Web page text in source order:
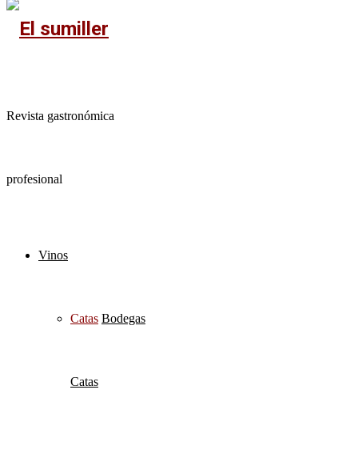
Revista gastronómica
profesional
Vinos
Catas Bodegas
Catas